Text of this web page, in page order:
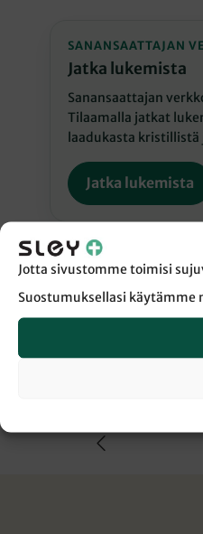
Jotta sivustomme toimisi
Suostumuksellasi
SANANSAATTAJAN
Jatka lukemista
Sanansaattajan
Tilaamalla jatkat
laadukasta kristillistä
Jatka lukemista
← Takaisin